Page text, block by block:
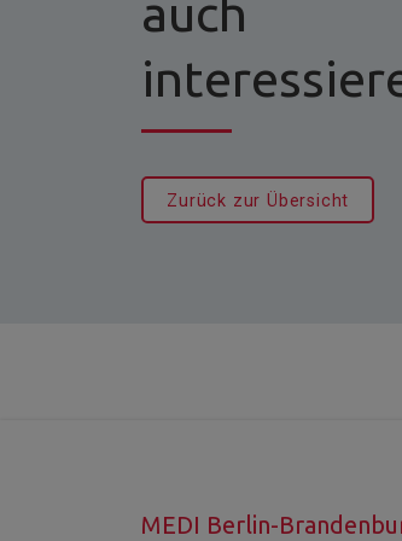
auch
Zurück zur Übersicht
MEDI Berlin-